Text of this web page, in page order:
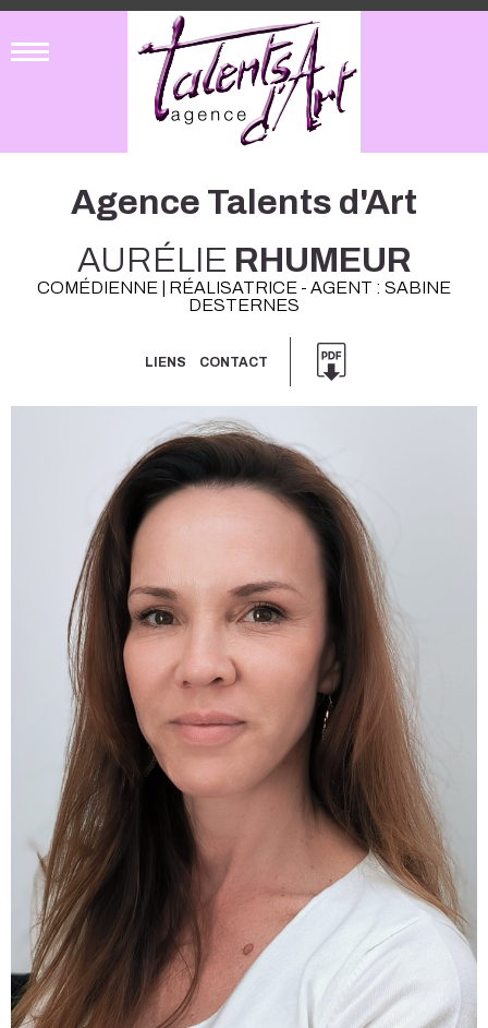
Agence Talents d'Art
AURÉLIE RHUMEUR
COMÉDIENNE | RÉALISATRICE - AGENT : SABINE
DESTERNES
LIENS CONTACT